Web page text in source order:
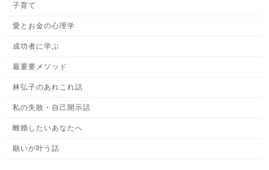
子育て
愛とお金の心理学
成功者に学ぶ
最重要メソッド
林弘子のあれこれ話
私の失敗・自己開示話
離婚したいあなたへ
願いが叶う話